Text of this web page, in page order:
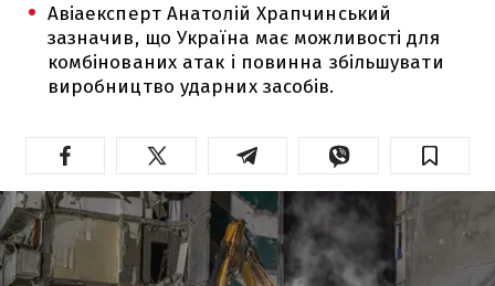
Авіаексперт Анатолій Храпчинський
зазначив, що Україна має можливості для
комбінованих атак і повинна збільшувати
виробництво ударних засобів.